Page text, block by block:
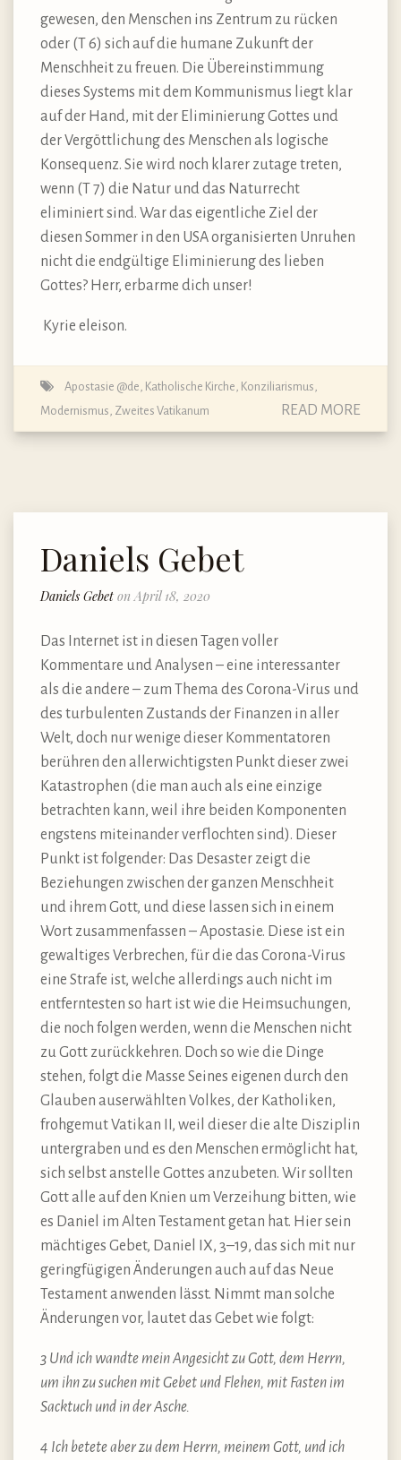
gewesen, den Menschen ins Zentrum zu rücken
oder (T 6) sich auf die humane Zukunft der
Menschheit zu freuen. Die Übereinstimmung
dieses Systems mit dem Kommunismus liegt klar
auf der Hand, mit der Eliminierung Gottes und
der Vergöttlichung des Menschen als logische
Konsequenz. Sie wird noch klarer zutage treten,
wenn (T 7) die Natur und das Naturrecht
eliminiert sind. War das eigentliche Ziel der
diesen Sommer in den USA organisierten Unruhen
nicht die endgültige Eliminierung des lieben
Gottes? Herr, erbarme dich unser!
Kyrie eleison.
Apostasie @de Katholische Kirche Konziliarismus
Modernismus Zweites Vatikanum READ MORE
Daniels Gebet
Daniels Gebet on April 18, 2020
Das Internet ist in diesen Tagen voller
Kommentare und Analysen – eine interessanter
als die andere – zum Thema des Corona-Virus und
des turbulenten Zustands der Finanzen in aller
Welt, doch nur wenige dieser Kommentatoren
berühren den allerwichtigsten Punkt dieser zwei
Katastrophen (die man auch als eine einzige
betrachten kann, weil ihre beiden Komponenten
engstens miteinander verflochten sind). Dieser
Punkt ist folgender: Das Desaster zeigt die
Beziehungen zwischen der ganzen Menschheit
und ihrem Gott, und diese lassen sich in einem
Wort zusammenfassen – Apostasie. Diese ist ein
gewaltiges Verbrechen, für die das Corona-Virus
eine Strafe ist, welche allerdings auch nicht im
entferntesten so hart ist wie die Heimsuchungen,
die noch folgen werden, wenn die Menschen nicht
zu Gott zurückkehren. Doch so wie die Dinge
stehen, folgt die Masse Seines eigenen durch den
Glauben auserwählten Volkes, der Katholiken,
frohgemut Vatikan II, weil dieser die alte Disziplin
untergraben und es den Menschen ermöglicht hat,
sich selbst anstelle Gottes anzubeten. Wir sollten
Gott alle auf den Knien um Verzeihung bitten, wie
es Daniel im Alten Testament getan hat. Hier sein
mächtiges Gebet, Daniel IX, 3–19, das sich mit nur
geringfügigen Änderungen auch auf das Neue
Testament anwenden lässt. Nimmt man solche
Änderungen vor, lautet das Gebet wie folgt:
3 Und ich wandte mein Angesicht zu Gott, dem Herrn,
um ihn zu suchen mit Gebet und Flehen, mit Fasten im
Sacktuch und in der Asche.
4 Ich betete aber zu dem Herrn, meinem Gott, und ich